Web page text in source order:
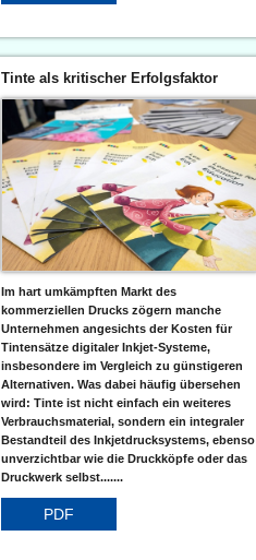
Tinte als kritischer Erfolgsfaktor
Im hart umkämpften Markt des
kommerziellen Drucks zögern manche
Unternehmen angesichts der Kosten für
Tintensätze digitaler Inkjet-Systeme,
insbesondere im Vergleich zu günstigeren
Alternativen. Was dabei häufig übersehen
wird: Tinte ist nicht einfach ein weiteres
Verbrauchsmaterial, sondern ein integraler
Bestandteil des Inkjetdrucksystems, ebenso
unverzichtbar wie die Druckköpfe oder das
Druckwerk selbst.......
PDF